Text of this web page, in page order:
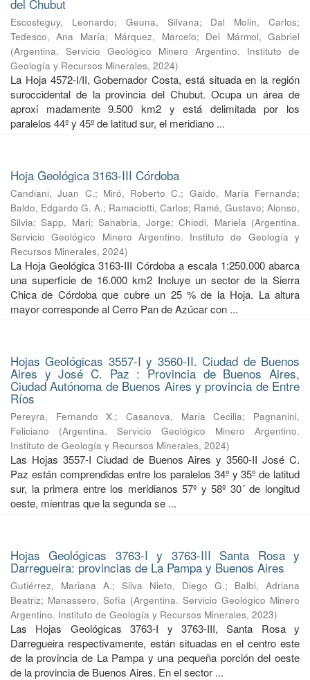
del Chubut
Escosteguy, Leonardo; Geuna, Silvana; Dal Molin, Carlos;
Tedesco, Ana María; Márquez, Marcelo; Del Mármol, Gabriel
(Argentina. Servicio Geológico Minero Argentino. Instituto de
Geología y Recursos Minerales, 2024)
La Hoja 4572-I/II, Gobernador Costa, está situada en la región
suroccidental de la provincia del Chubut. Ocupa un área de
aproxi madamente 9.500 km2 y está delimitada por los
paralelos 44º y 45º de latitud sur, el meridiano ...
Hoja Geológica 3163-III Córdoba
Candiani, Juan C.; Miró, Roberto C.; Gaido, María Fernanda;
Baldo, Edgardo G. A.; Ramaciotti, Carlos; Ramé, Gustavo; Alonso,
Silvia;Sapp, Mari;Sanabria, Jorge;Chiodi, Mariela (Argentina.
Servicio Geológico Minero Argentino. Instituto de Geología y
Recursos Minerales, 2024)
La Hoja Geológica 3163-III Córdoba a escala 1:250.000 abarca
una superficie de 16.000 km2 Incluye un sector de la Sierra
Chica de Córdoba que cubre un 25 % de la Hoja. La altura
mayor corresponde al Cerro Pan de Azúcar con ...
Hojas Geológicas 3557-I y 3560-II. Ciudad de Buenos
Aires y José C. Paz : Provincia de Buenos Aires,
Ciudad Autónoma de Buenos Aires y provincia de Entre
Ríos
Pereyra, Fernando X.;Casanova, Maria Cecilia; Pagnanini,
Feliciano
(Argentina. Servicio Geológico Minero Argentino.
Instituto de Geología y Recursos Minerales, 2024)
Las Hojas 3557-I Ciudad de Buenos Aires y 3560-II José C.
Paz están comprendidas entre los paralelos 34º y 35º de latitud
sur, la primera entre los meridianos 57º y 58º 30´ de longitud
oeste, mientras que la segunda se ...
Hojas Geológicas 3763-I y 3763-III Santa Rosa y
Darregueira: provincias de La Pampa y Buenos Aires
Gutiérrez, Mariana A.; Silva Nieto, Diego G.; Balbi, Adriana
Beatriz; Manassero, Sofía (Argentina. Servicio Geológico Minero
Argentino. Instituto de Geología y Recursos Minerales, 2023)
Las Hojas Geológicas 3763-I y 3763-III, Santa Rosa y
Darregueira respectivamente, están situadas en el centro este
de la provincia de La Pampa y una pequeña porción del oeste
de la provincia de Buenos Aires. En el sector ...